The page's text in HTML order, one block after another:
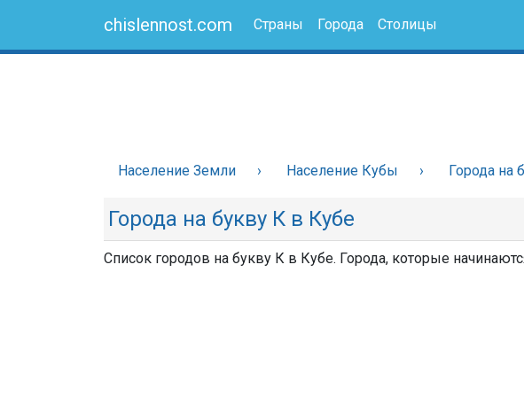
chislennost.com Страны Города Столицы
Население Земли Население Кубы Города на
Города на букву К в Кубе
Список городов на букву К в Кубе. Города, которые